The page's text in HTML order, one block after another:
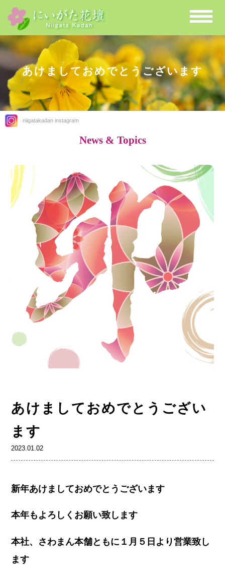
niigatakadan instagram
あけましておめでとうございます
News & Topics
あけましておめでとうござい
ます
2023.01.02
新年あけましておめでとうございます
本年もよろしくお願い致します
本社、さわまん本舗ともに１月５日より営業致し
ます